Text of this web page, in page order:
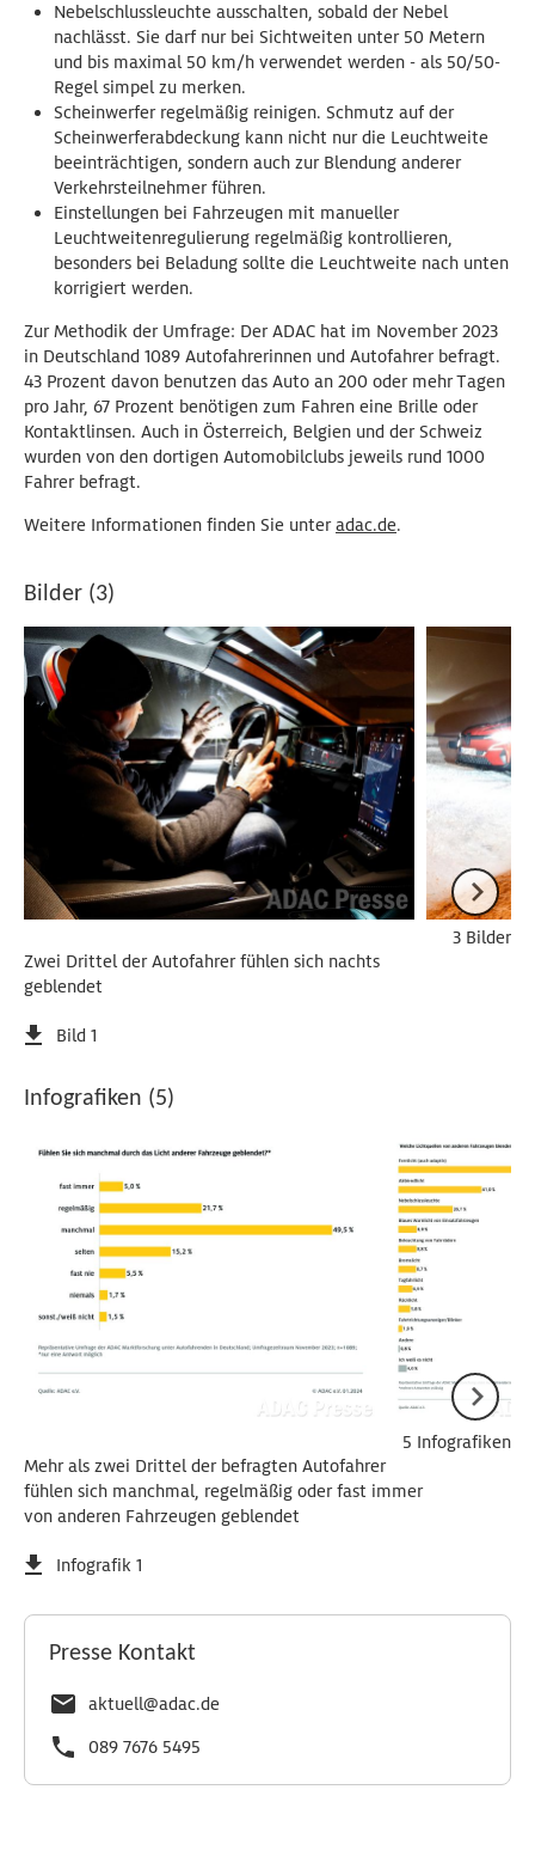
Nebelschlussleuchte ausschalten, sobald der Nebel
nachlässt. Sie darf nur bei Sichtweiten unter 50 Metern
und bis maximal 50 km/h verwendet werden - als 50/50-
Regel simpel zu merken.
Scheinwerfer regelmäßig reinigen. Schmutz auf der
Scheinwerferabdeckung kann nicht nur die Leuchtweite
beeinträchtigen, sondern auch zur Blendung anderer
Verkehrsteilnehmer führen.
Einstellungen bei Fahrzeugen mit manueller
Leuchtweitenregulierung regelmäßig kontrollieren,
besonders bei Beladung sollte die Leuchtweite nach unten
korrigiert werden.
Zur Methodik der Umfrage: Der ADAC hat im November 2023
in Deutschland 1089 Autofahrerinnen und Autofahrer befragt.
43 Prozent davon benutzen das Auto an 200 oder mehr Tagen
pro Jahr, 67 Prozent benötigen zum Fahren eine Brille oder
Kontaktlinsen. Auch in Österreich, Belgien und der Schweiz
wurden von den dortigen Automobilclubs jeweils rund 1000
Fahrer befragt.
Weitere Informationen finden Sie unteradac.de.
Bilder (3)
Zwei Drittel der Autofahrer fühlen sich nachts
geblendet
Bild 1
3 Bilder
Infografiken (5)
Mehr als zwei Drittel der befragten Autofahrer
fühlen sich manchmal, regelmäßig oder fast immer
von anderen Fahrzeugen geblendet
Infografik 1
5 Infografiken
Presse Kontakt
aktuell@adac.de
089 7676 5495